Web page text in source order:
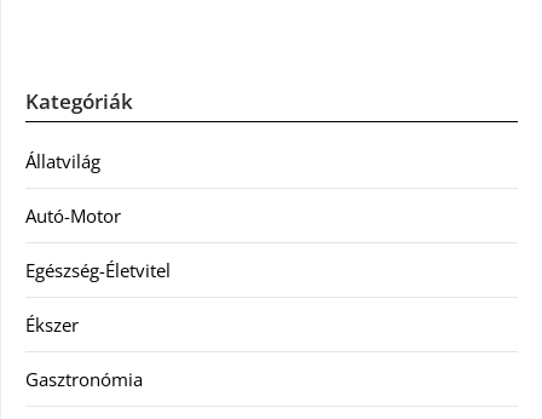
Kategóriák
Állatvilág
Autó-Motor
Egészség-Életvitel
Ékszer
Gasztronómia